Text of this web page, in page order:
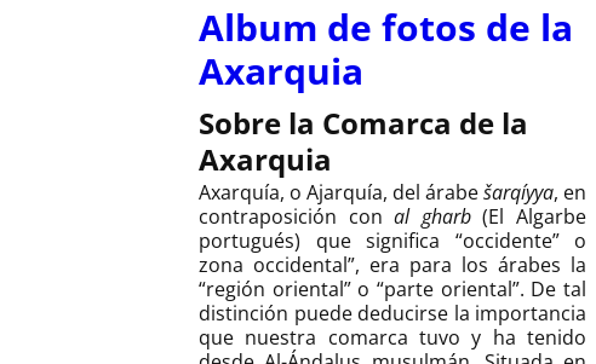
Album de fotos de la
Axarquia
Sobre la Comarca de la
Axarquia
Axarquía, o Ajarquía, del árabešarqíyya, en
contraposición conal gharb(El Algarbe
portugués) que significa “occidente” o
zona occidental”, era para los árabes la
“región oriental” o “parte oriental”. De tal
distinción puede deducirse la importancia
que nuestra comarca tuvo y ha tenido